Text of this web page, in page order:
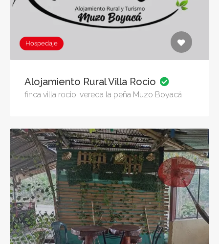
Hospedaje
Alojamiento Rural Villa Rocio
finca villa rocio, vereda la peña Muzo Boyacá